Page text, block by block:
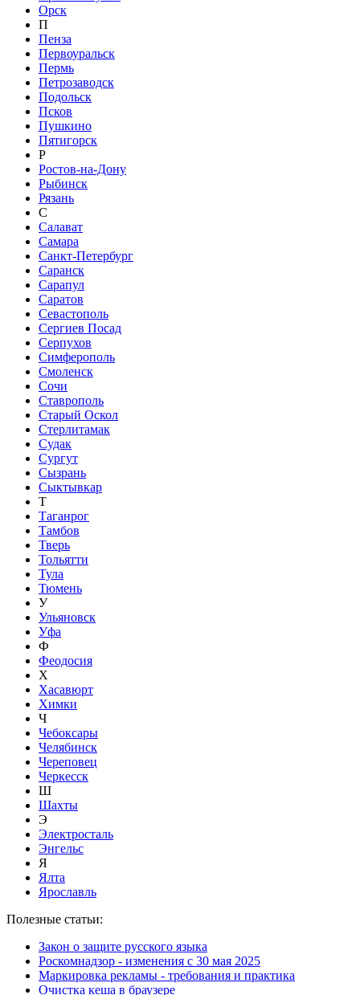
Орск
П
Пенза
Первоуральск
Пермь
Петрозаводск
Подольск
Псков
Пушкино
Пятигорск
Р
Ростов-на-Дону
Рыбинск
Рязань
С
Салават
Самара
Санкт-Петербург
Саранск
Сарапул
Саратов
Севастополь
Сергиев Посад
Серпухов
Симферополь
Смоленск
Сочи
Ставрополь
Старый Оскол
Стерлитамак
Судак
Сургут
Сызрань
Сыктывкар
Т
Таганрог
Тамбов
Тверь
Тольятти
Тула
Тюмень
У
Ульяновск
Уфа
Ф
Феодосия
Х
Хасавюрт
Химки
Ч
Чебоксары
Челябинск
Череповец
Черкесск
Ш
Шахты
Э
Электросталь
Энгельс
Я
Ялта
Ярославль
Полезные статьи:
Закон о защите русского языка
Роскомнадзор - изменения с 30 мая 2025
Маркировка рекламы - требования и практика
Очистка кеша в браузере